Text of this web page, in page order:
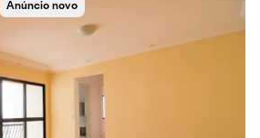
Anúncio novo